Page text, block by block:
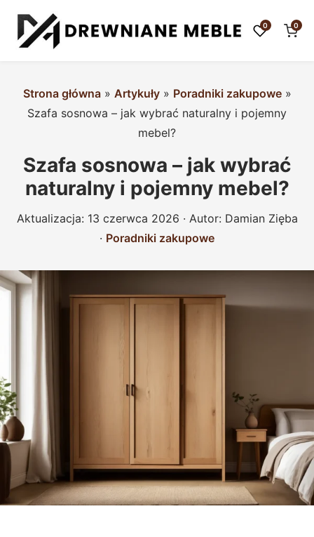
0 0
Strona główna» Artykuły» Poradniki zakupowe»
Szafa sosnowa – jak wybrać naturalny i pojemny
mebel?
Szafa sosnowa – jak wybrać
naturalny i pojemny mebel?
Aktualizacja: 13 czerwca 2026 · Autor: Damian Zięba
· Poradniki zakupowe